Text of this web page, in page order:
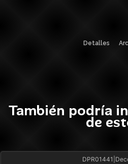
Detalles
También podría
de
DPR01441